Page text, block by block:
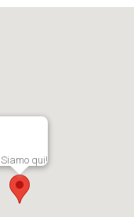
Siamo qui!